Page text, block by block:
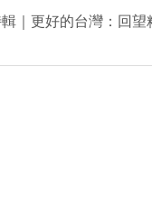
｜更好的台灣：回望